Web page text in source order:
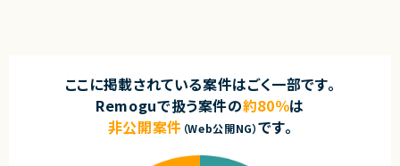
ここに掲載されている案件はごく一部です。
Remoguで扱う案件の約80％は
非公開案件 （Web公開NG）です。